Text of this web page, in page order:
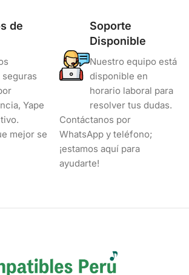
de
Yape
mejor se
Soporte
Disponible
Nuestro equipo está
disponible en
horario laboral para
resolver tus dudas.
Contáctanos por
WhatsApp y teléfono;
¡estamos aquí para
ayudarte!